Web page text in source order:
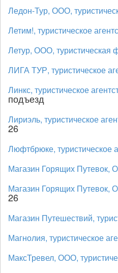
Ледон-Тур, ООО,
Летим!, туристическое
Летур, ООО, туристическая
ЛИГА ТУР, туристическое
Линкс, туристическое
подъезд
Лириэль, туристическое
26
Люфтбрюке, туристическое
Магазин Горящих Путевок,
Магазин Горящих
26
Магазин Путешествий,
Магнолия, туристическое
МаксТревел, ООО,